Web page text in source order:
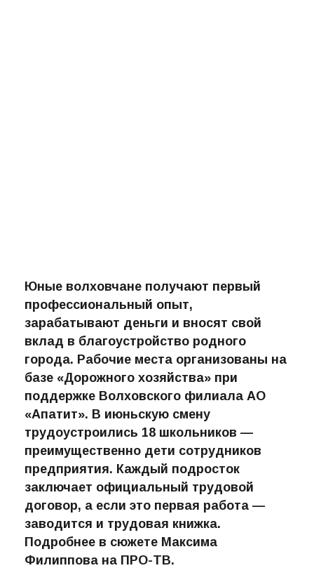
Юные волховчане получают первый
профессиональный опыт,
зарабатывают деньги и вносят свой
вклад в благоустройство родного
города. Рабочие места организованы на
базе «Дорожного хозяйства» при
поддержке Волховского филиала АО
«Апатит». В июньскую смену
трудоустроились 18 школьников —
преимущественно дети сотрудников
предприятия. Каждый подросток
заключает официальный трудовой
договор, а если это первая работа —
заводится и трудовая книжка.
Подробнее в сюжете Максима
Филиппова на ПРО-ТВ.